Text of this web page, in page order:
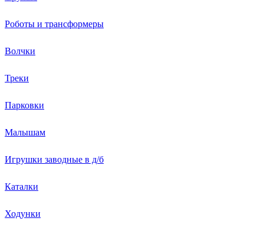
Роботы и трансформеры
Волчки
Треки
Парковки
Малышам
Игрушки заводные в д/б
Каталки
Ходунки